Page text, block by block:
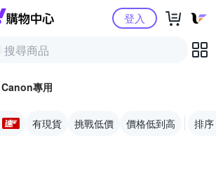
Yahoo購物中心登入
Canon專用
有現貨 挑戰低價 價格低到高 排序